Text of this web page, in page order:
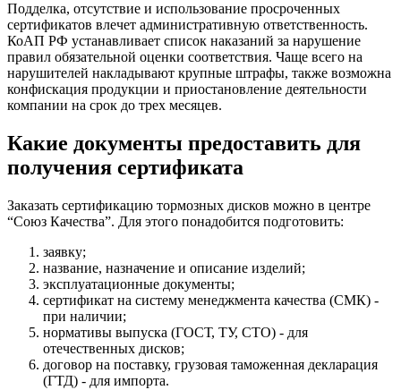
Подделка, отсутствие и использование просроченных
сертификатов влечет административную ответственность.
КоАП РФ устанавливает список наказаний за нарушение
правил обязательной оценки соответствия. Чаще всего на
нарушителей накладывают крупные штрафы, также возможна
конфискация продукции и приостановление деятельности
компании на срок до трех месяцев.
Какие документы предоставить для
получения сертификата
Заказать сертификацию тормозных дисков можно в центре
“Союз Качества”. Для этого понадобится подготовить:
заявку;
название, назначение и описание изделий;
эксплуатационные документы;
сертификат на систему менеджмента качества (СМК) -
при наличии;
нормативы выпуска (ГОСТ, ТУ, СТО) - для
отечественных дисков;
договор на поставку, грузовая таможенная декларация
(ГТД) - для импорта.